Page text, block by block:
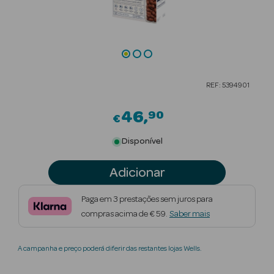
Beauty Season
REF: 5394901
€46 90
Disponível
Adicionar
Paga em 3 prestações sem juros para
compras acima de € 59. Saber mais
A campanha e preço poderá diferir das restantes lojas Wells.